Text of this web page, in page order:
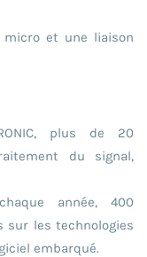
micro et une liaison
plus de 20
du signal,
année, 400
sur les technologies
embarqué.